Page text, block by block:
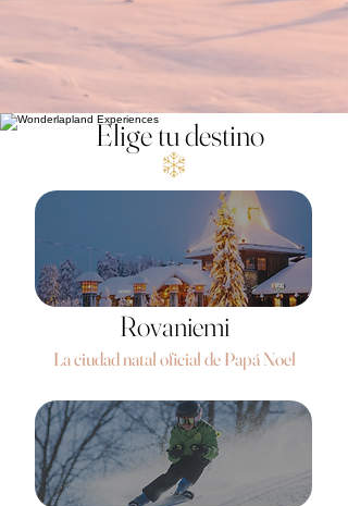
Elige tu destino
La ciudad natal oficial de Papá Noel
Rovaniemi